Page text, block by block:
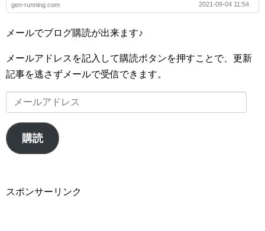
gen-running.com 2021-09-04 11:54
メールでブログ購読が出来ます♪
メールアドレスを記入して購読ボタンを押すことで、更新
記事を逃さずメールで受信できます。
ー
ル
ア
ス
購読
スポンサーリンク